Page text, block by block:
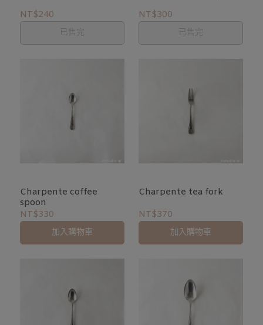
NT$240
已售完
NT$300
已售完
Charpente coffee
spoon
NT$330
加入購物車
Charpente tea fork
NT$370
加入購物車